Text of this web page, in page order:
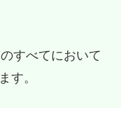
すべてにおいて
す。